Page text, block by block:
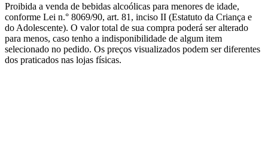
Proibida a venda de bebidas alcoólicas para menores de idade,
conforme Lei n.° 8069/90, art. 81, inciso II (Estatuto da Criança e
do Adolescente). O valor total de sua compra poderá ser alterado
para menos, caso tenho a indisponibilidade de algum item
selecionado no pedido. Os preços visualizados podem ser diferentes
dos praticados nas lojas físicas.